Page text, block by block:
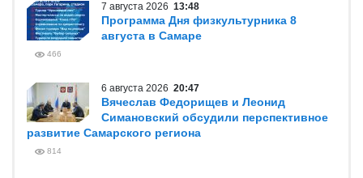
7 августа 2026 13:48
Программа Дня физкультурника 8
августа в Самаре
466
6 августа 2026 20:47
Вячеслав Федорищев и Леонид
Симановский обсудили перспективное
развитие Самарского региона
814